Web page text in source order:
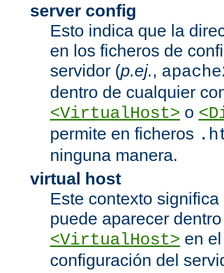
server config
Esto indica que la
en los ficheros de
servidor (p.ej.,
dentro de cualquier
<VirtualHost> o
permite en ficheros
ninguna manera.
virtual host
Este contexto
puede aparecer
<VirtualHost> en
configuración del